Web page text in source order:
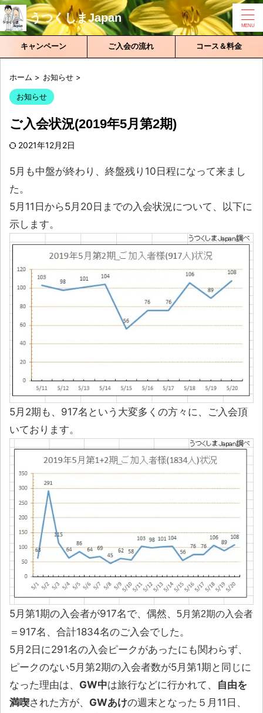
うつくしまJapan
キャンペーン ご入会の流れ コース＆料金
ホーム > お知らせ >
お知らせ
ご入会状況(2019年5月第2期)
2021年12月2日
5月も中盤が終わり、終盤残り10日程になって来まし
た。
5月11日から5月20日までの入会状況について、以下に
示します。
5月2期も、917名という大変多くの方々に、ご入会頂
いております。
5月第1期の入会者が917名で、偶然、 5月第2期の入会者
＝917名、合計1834名のご入会でした。
5月2日に291名の入会ピークがあったにも関わらず、
ピークのない5月第2期の入会者数が5月第1期と同じに
なった理由は、 GW中は旅行などに行かれて、 自由を
満喫された方が、 GWあけの週末となった５月11日、